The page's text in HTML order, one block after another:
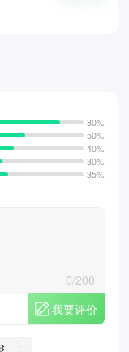
80%
50%
40%
30%
35%
0/200
我要评价